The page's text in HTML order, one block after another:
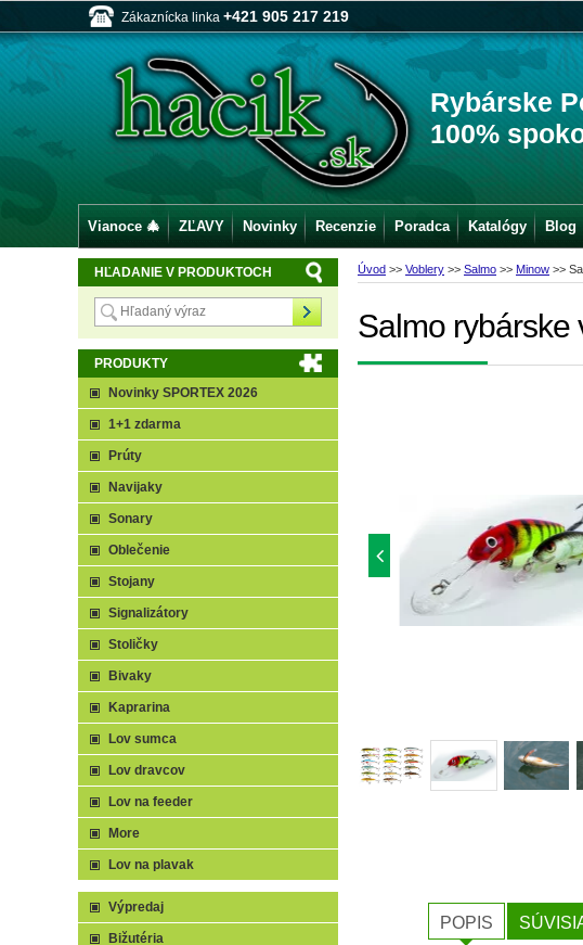
Zákaznícka linka +421 905 217 219
Rybárske
100%
Úvod >> Voblery >> Salmo >> Minow >>
Salmo rybárske
POPIS
HĽADANIE V PRODUKTOCH
PRODUKTY
Novinky SPORTEX 2026
1+1 zdarma
Prúty
Navijaky
Sonary
Oblečenie
Stojany
Signalizátory
Stoličky
Bivaky
Kaprarina
Lov sumca
Lov dravcov
Lov na feeder
More
Lov na plavak
Výpredaj
Bižutéria
Vianoce 🎄 ZĽAVY Novinky Recenzie Poradca Katalógy Blog